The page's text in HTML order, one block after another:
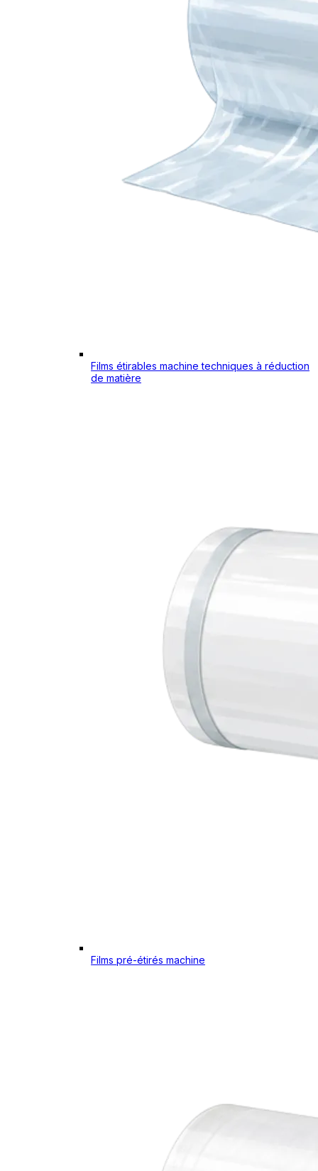
Films étirables machine techniques à réduction
de matière
Films pré-étirés machine